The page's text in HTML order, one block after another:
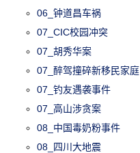
06_钟道昌车祸
07_CIC校园冲突
07_胡秀华案
07_醉驾撞碎新移民家庭
07_钓友遇袭事件
07_高山涉贪案
08_中国毒奶粉事件
08_四川大地震